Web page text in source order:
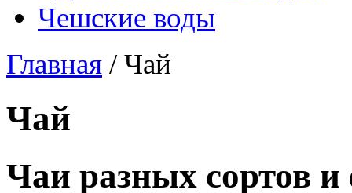
Чешские воды
Главная /Чай
Чай
Чаи разных сортов и